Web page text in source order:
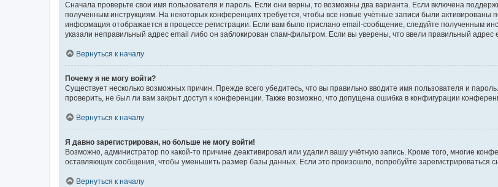
Сначала проверьте свои имя пользователя и пароль. Если они верны, то возможны два варианта. Если включена
полученным инструкциям. На некоторых конференциях требуется, чтобы все новые учётные записи были активированы
информация отображается в процессе регистрации. Если вам было прислано email-сообщение, следуйте полученным
указали неправильный адрес email либо он заблокирован спам-фильтром. Если вы уверены, что ввели правильный адрес
Вернуться к началу
Почему я не могу войти?
Существует несколько возможных причин. Прежде всего убедитесь, что вы правильно вводите имя пользователя и
проверить, не был ли вам закрыт доступ к конференции. Также возможно, что допущена ошибка в конфигурации
Вернуться к началу
Я давно зарегистрирован, но больше не могу войти!
Возможно, администратор по какой-то причине деактивировал или удалил вашу учётную запись. Кроме того, многие
оставляющих сообщения, чтобы уменьшить размер базы данных. Если это произошло, попробуйте зарегистрироваться
Вернуться к началу